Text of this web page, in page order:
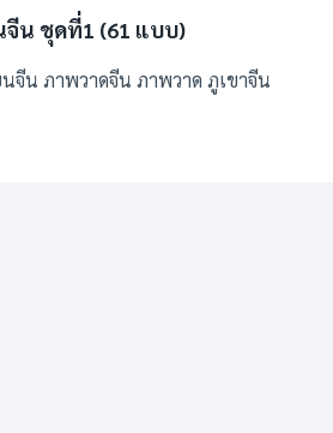
น ชุดที่1 (61 แบบ)
จีน ภาพวาดจีน ภาพวาด ภูเขาจีน